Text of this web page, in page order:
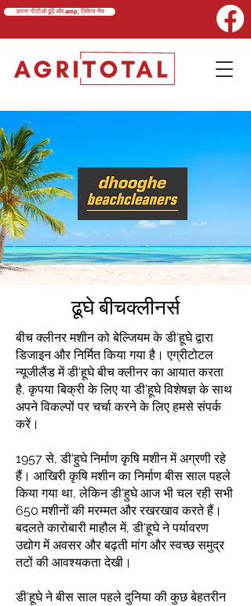
अपना पीटीओ ढूंढें और amp; लिंकेज मैच
ढूघे बीचक्लीनर्स
बीच क्लीनर मशीन को बेल्जियम के डी'हूघे द्वारा
डिजाइन और निर्मित किया गया है। एग्रीटोटल
न्यूजीलैंड में डी'हूघे बीच क्लीनर का आयात करता
है, कृपया बिक्री के लिए या डी'हूघे विशेषज्ञ के साथ
अपने विकल्पों पर चर्चा करने के लिए हमसे संपर्क
करें।
1957 से, डी'हुघे निर्माण कृषि मशीन में अग्रणी रहे
हैं। आखिरी कृषि मशीन का निर्माण बीस साल पहले
किया गया था, लेकिन डी'हुघे आज भी चल रही सभी
650 मशीनों की मरम्मत और रखरखाव करते हैं।
बदलते कारोबारी माहौल में, डी'हूघे ने पर्यावरण
उद्योग में अवसर और बढ़ती मांग और स्वच्छ समुद्र
तटों की आवश्यकता देखी।
डी'हूघे ने बीस साल पहले दुनिया की कुछ बेहतरीन